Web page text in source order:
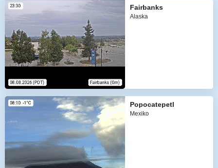
Fairbanks
Alaska
Popocatepetl
Mexiko